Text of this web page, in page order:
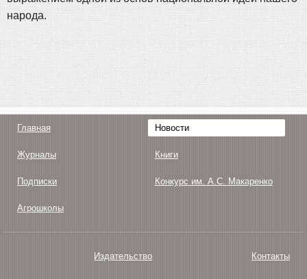
народа.
Главная Новости
Журналы Книги
Подписки Конкурс им. А.С. Макаренко
Агрошколы
Издательство Контакты